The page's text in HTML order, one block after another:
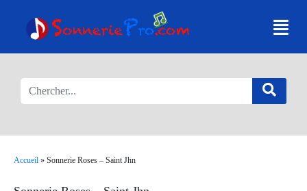
Accueil » Sonnerie Roses – Saint Jhn